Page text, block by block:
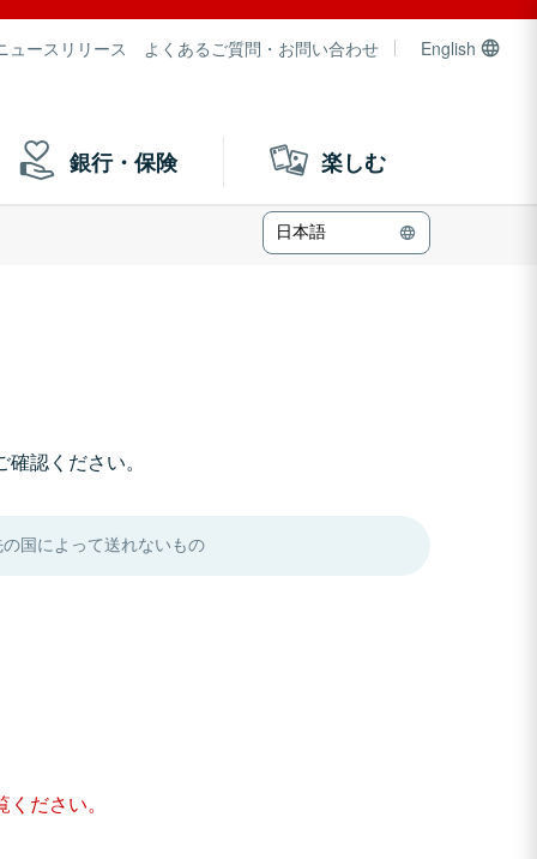
ュースリリース よくあるご質問・お問い合わせ English
銀行・保険 楽しむ
日本語
認ください。
国によって送れないもの
ださい。